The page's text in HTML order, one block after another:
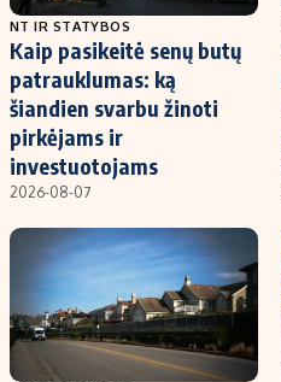
NT IR STATYBOS
Kaip pasikeitė senų butų
patrauklumas: ką
šiandien svarbu žinoti
pirkėjams ir
investuotojams
2026-08-07